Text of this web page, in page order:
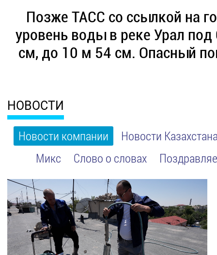
Позже ТАСС со ссылкой на
уровень воды в реке Урал
см, до 10 м 54 см. Опасный
НОВОСТИ
Новости компании
Новости
Микс
Слово о словах